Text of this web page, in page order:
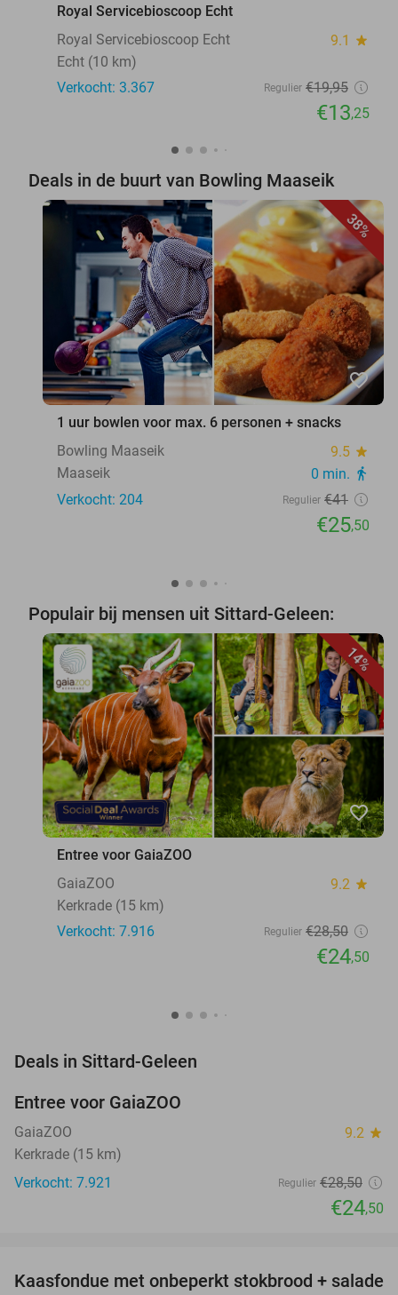
Royal Servicebioscoop Echt
Royal Servicebioscoop Echt
9.1 star
Echt (10 km)
Verkocht: 3.367
Regulier €19,95
€13,25
Deals in de buurt van Bowling Maaseik
38%
favorite_border
1 uur bowlen voor max. 6 personen + snacks
Bowling Maaseik
9.5 star
Maaseik 0 min. directions_walk
Verkocht: 204 Regulier €41
€25,50
Populair bij mensen uit Sittard-Geleen:
14%
favorite_border
Entree voor GaiaZOO
GaiaZOO
9.2 star
Kerkrade (15 km)
Verkocht: 7.916
Regulier €28,50
€24,50
Deals in Sittard-Geleen
Entree voor GaiaZOO
GaiaZOO 9.2 star
Kerkrade (15 km)
Verkocht: 7.921
Regulier €28,50
€24,50
44%
Kaasfondue met onbeperkt stokbrood + salade